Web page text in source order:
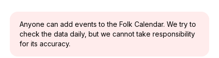
Anyone can add events to the Folk Calendar. We try to
check the data daily, but we cannot take responsibility
for its accuracy.